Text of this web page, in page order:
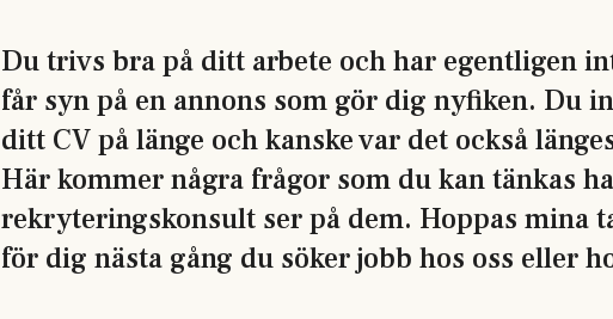
Du trivs bra på ditt arbete och har egentligen
får syn på en annons som gör dig nyfiken. Du
ditt CV på länge och kanske var det också
Här kommer några frågor som du kan tänkas
rekryteringskonsult ser på dem. Hoppas mina
för dig nästa gång du söker jobb hos oss eller